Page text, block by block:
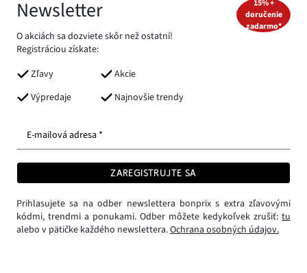
Newsletter
O akciách sa dozviete skôr než ostatní!
Registráciou získate:
Zľavy
Akcie
Výpredaje
Najnovšie trendy
15% +
doručenie
zadarmo*
E-mailová adresa *
ZAREGISTRUJTE SA
Prihlasujete sa na odber newslettera bonprix s extra zľavovými
kódmi, trendmi a ponukami. Odber môžete kedykoľvek zrušiť: tu
alebo v pätičke každého newslettera.Ochrana osobných údajov.